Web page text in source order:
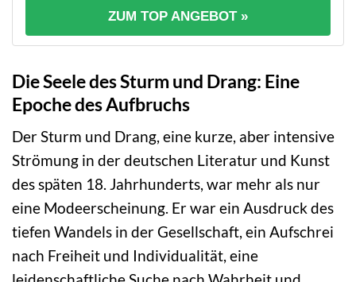
ZUM TOP ANGEBOT »
Die Seele des Sturm und Drang: Eine
Epoche des Aufbruchs
Der Sturm und Drang, eine kurze, aber intensive
Strömung in der deutschen Literatur und Kunst
des späten 18. Jahrhunderts, war mehr als nur
eine Modeerscheinung. Er war ein Ausdruck des
tiefen Wandels in der Gesellschaft, ein Aufschrei
nach Freiheit und Individualität, eine